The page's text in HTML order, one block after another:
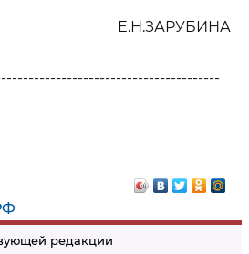
редакции
Е.Н.ЗАРУБИНА